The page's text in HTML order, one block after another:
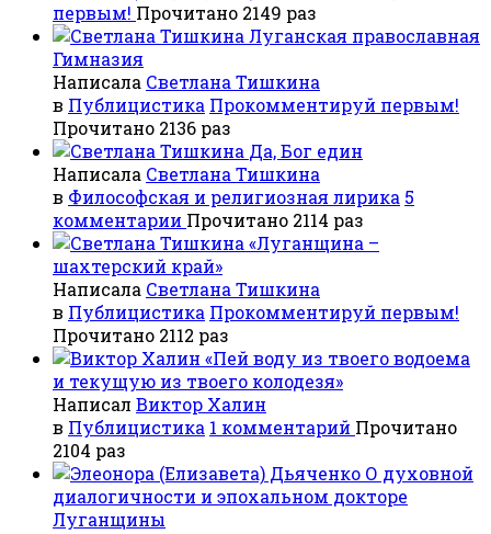
первым! Прочитано 2149 раз
Луганская православная
Гимназия
Написала Светлана Тишкина
в Публицистика Прокомментируй первым!
Прочитано 2136 раз
Да, Бог един
Написала Светлана Тишкина
в Философская и религиозная лирика 5
комментарии Прочитано 2114 раз
«Луганщина –
шахтерский край»
Написала Светлана Тишкина
в Публицистика Прокомментируй первым!
Прочитано 2112 раз
«Пей воду из твоего водоема
и текущую из твоего колодезя»
Написал Виктор Халин
в Публицистика 1 комментарий Прочитано
2104 раз
О духовной
диалогичности и эпохальном докторе
Луганщины